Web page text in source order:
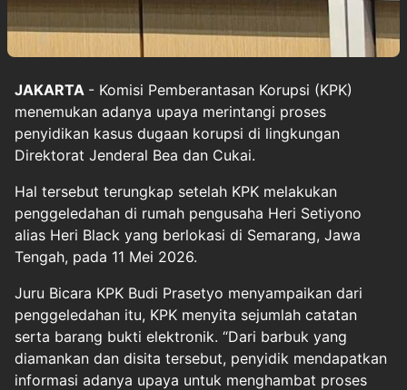
JAKARTA - Komisi Pemberantasan Korupsi (KPK)
menemukan adanya upaya merintangi proses
penyidikan kasus dugaan korupsi di lingkungan
Direktorat Jenderal Bea dan Cukai.
Hal tersebut terungkap setelah KPK melakukan
penggeledahan di rumah pengusaha Heri Setiyono
alias Heri Black yang berlokasi di Semarang, Jawa
Tengah, pada 11 Mei 2026.
Juru Bicara KPK Budi Prasetyo menyampaikan dari
penggeledahan itu, KPK menyita sejumlah catatan
serta barang bukti elektronik. “Dari barbuk yang
diamankan dan disita tersebut, penyidik mendapatkan
informasi adanya upaya untuk menghambat proses